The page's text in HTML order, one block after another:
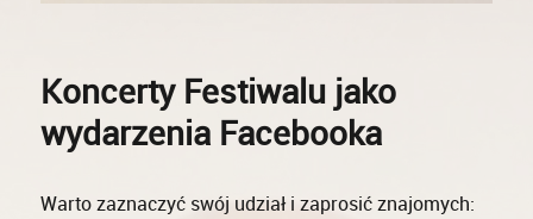
Koncerty Festiwalu jako
wydarzenia Facebooka
Warto zaznaczyć swój udział i zaprosić znajomych: